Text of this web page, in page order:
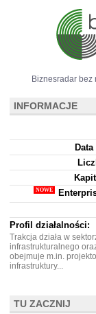
Biznesradar bez
INFORMACJE
Profil działalności:
Trakcja działa w
infrastrukturalnego
obejmuje m.in.
infrastruktury...
TU ZACZNIJ